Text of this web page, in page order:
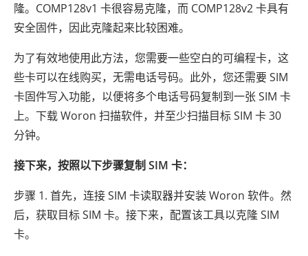
隆。COMP128v1 卡很容易克隆，而 COMP128v2 卡具有
安全固件，因此克隆起来比较困难。
为了有效地使用此方法，您需要一些空白的可编程卡，这
些卡可以在线购买，无需电话号码。此外，您还需要 SIM
卡固件写入功能，以便将多个电话号码复制到一张 SIM 卡
上。下载 Woron 扫描软件，并至少扫描目标 SIM 卡 30
分钟。
接下来，按照以下步骤复制 SIM 卡：
步骤 1. 首先，连接 SIM 卡读取器并安装 Woron 软件。然
后，获取目标 SIM 卡。接下来，配置该工具以克隆 SIM
卡。